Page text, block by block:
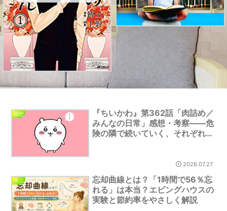
感想
『ちいかわ』第362話「肉詰め／
みんなの日常」感想・考察――危
険の隣で続いていく、それぞれの
2026.07.27
学ぶ
忘却曲線とは？「1時間で56％忘
れる」は本当？エビングハウスの
実験と節約率をやさしく解説